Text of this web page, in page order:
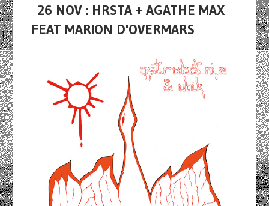
26 NOV : HRSTA + AGATHE MAX
FEAT MARION D'OVERMARS